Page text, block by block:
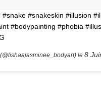
#snake #snakeskin #illusion
#bodypainting #phobia
le 8